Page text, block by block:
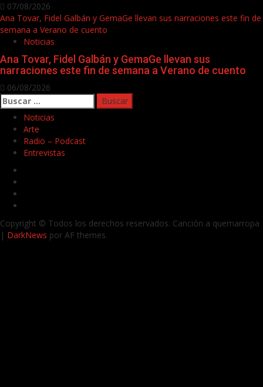
07/08/2026
Ana Tovar, Fidel Galbán y GemaGe llevan sus narraciones este fin de
semana a Verano de cuento
Noticias
Ana Tovar, Fidel Galbán y GemaGe llevan sus
narraciones este fin de semana a Verano de cuento
06/08/2026
Buscar:
Noticias
Arte
Radio – Podcast
Entrevistas
Copyright © Todos los derechos reservados. Canción a quemarropa
| DarkNews por AF themes.